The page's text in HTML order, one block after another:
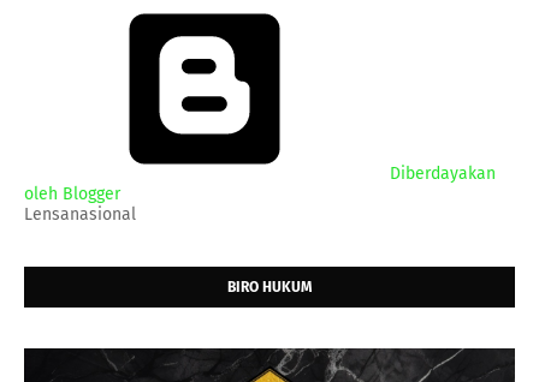
Diberdayakan
oleh Blogger
Lensanasional
BIRO HUKUM